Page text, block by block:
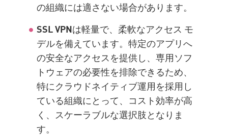
の組織には適さない場合があります。
SSL VPNは軽量で、柔軟なアクセス モ
デルを備えています。特定のアプリへ
の安全なアクセスを提供し、専用ソフ
トウェアの必要性を排除できるため、
特にクラウドネイティブ運用を採用し
ている組織にとって、コスト効率が高
く、スケーラブルな選択肢となりま
す。